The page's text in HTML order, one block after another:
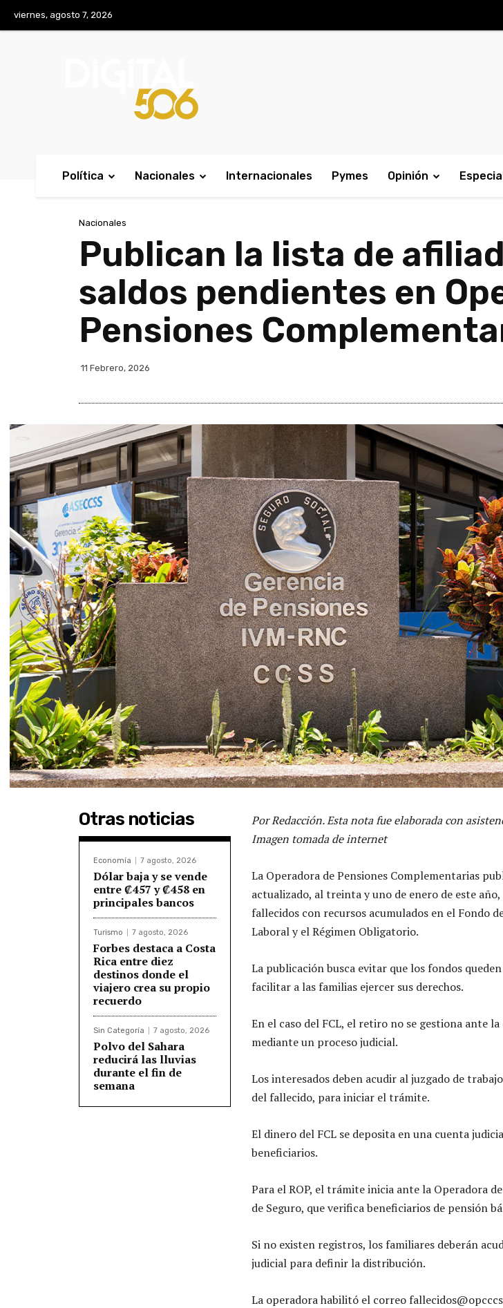
viernes, agosto 7, 2026
Política Nacionales Internacionales Pymes Opinión
Nacionales
Publican la lista de
saldos pendientes en
Pensiones
11 Febrero, 2026
Otras noticias
Economía 7 agosto, 2026
Dólar baja y se vende
entre ₡457 y ₡458 en
principales bancos
Turismo 7 agosto, 2026
Forbes destaca a Costa
Rica entre diez
destinos donde el
viajero crea su propio
recuerdo
Sin Categoría 7 agosto, 2026
Polvo del Sahara
reducirá las lluvias
durante el fin de
semana
Por Redacción. Esta nota fue elaborada con
Imagen tomada de internet
La Operadora de Pensiones Complementarias
actualizado, al treinta y uno de enero de este
fallecidos con recursos acumulados en el Fondo
Laboral y el Régimen Obligatorio.
La publicación busca evitar que los fondos
facilitar a las familias ejercer sus derechos.
En el caso del FCL, el retiro no se gestiona ante
mediante un proceso judicial.
Los interesados deben acudir al juzgado de
del fallecido, para iniciar el trámite.
El dinero del FCL se deposita en una cuenta
beneficiarios.
Para el ROP, el trámite inicia ante la Operadora
de Seguro, que verifica beneficiarios de pensión
Si no existen registros, los familiares deberán
judicial para definir la distribución.
La operadora habilitó el correo